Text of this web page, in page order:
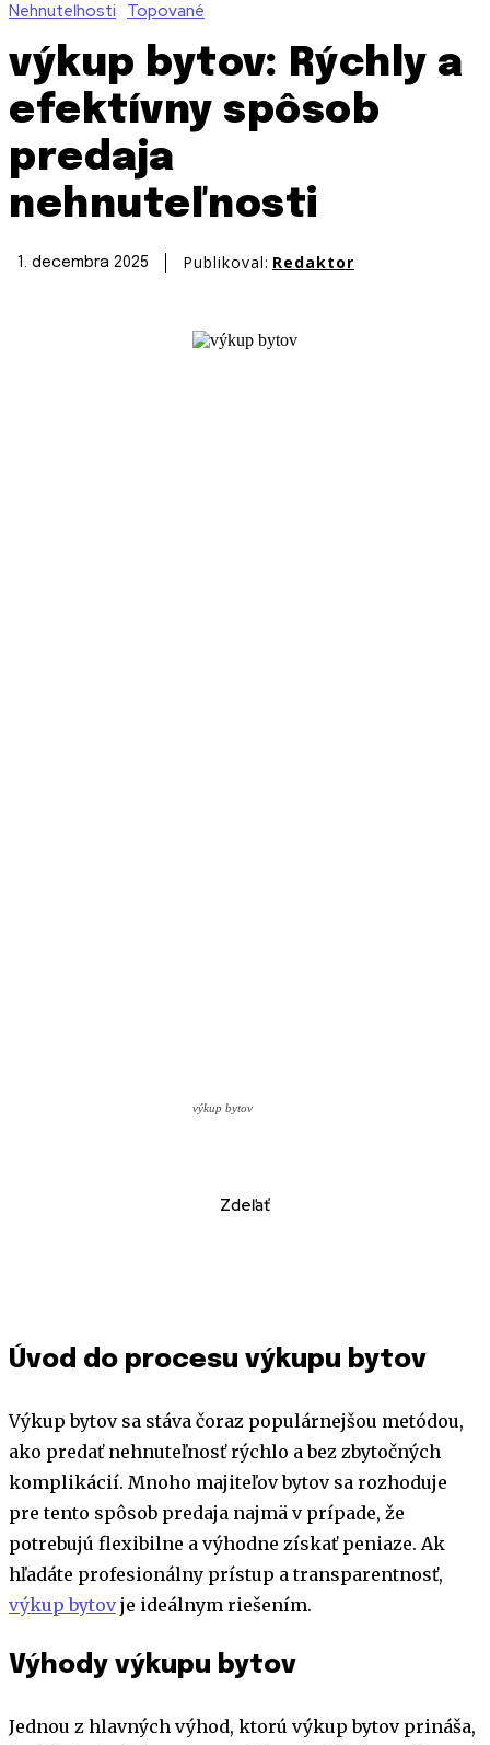
Nehnuteľnosti Topované
výkup bytov: Rýchly a
efektívny spôsob
predaja
nehnuteľnosti
1. decembra 2025 Publikoval: Redaktor
výkup bytov
Zdeľať
Úvod do procesu výkupu bytov
Výkup bytov sa stáva čoraz populárnejšou metódou,
ako predať nehnuteľnosť rýchlo a bez zbytočných
komplikácií. Mnoho majiteľov bytov sa rozhoduje
pre tento spôsob predaja najmä v prípade, že
potrebujú flexibilne a výhodne získať peniaze. Ak
hľadáte profesionálny prístup a transparentnosť,
výkup bytovje ideálnym riešením.
Výhody výkupu bytov
Jednou z hlavných výhod, ktorú výkup bytov prináša,